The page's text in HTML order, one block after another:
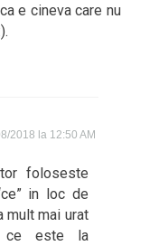
e cineva care nu
2018 la 12:50 AM
foloseste
in loc de
mult mai urat
ce este la